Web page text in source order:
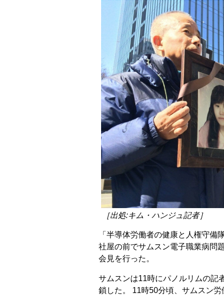
［出処:キム・ハンジュ記者］
「半導体労働者の健康と人権守
社屋の前でサムスン電子職業病問
会見を行った。
サムスンは11時にパノルリムの記
鎖した。 11時50分頃、サムスン